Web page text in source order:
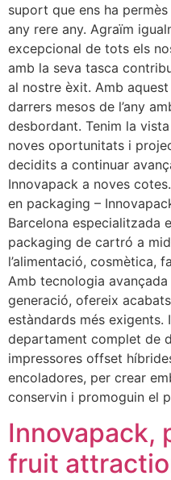
suport que ens ha
any rere any. Agraïm
excepcional de tots els
amb la seva tasca
al nostre èxit. Amb
darrers mesos de l’any
desbordant. Tenim la
noves oportunitats i
decidits a continuar
Innovapack a noves
en packaging –
Barcelona especialitzada
packaging de cartró a
l’alimentació, cosmètica,
Amb tecnologia avançada
generació, ofereix
estàndards més
departament complet de
impressores offset
encoladores, per crear
conservin i promoguin el
Innovapack,
fruit